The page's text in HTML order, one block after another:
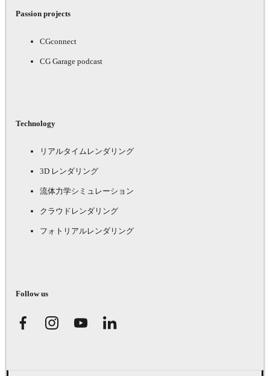
Passion projects
CGconnect
CG Garage podcast
Technology
リアルタイムレンダリング
3D レンダリング
流体力学シミュレーション
クラウドレンダリング
フォトリアルレンダリング
Follow us